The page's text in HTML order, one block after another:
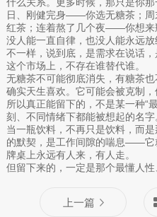
日、刚健完身——你选无糖茶；
红茶；连着熬了几个夜——你想来
没人能一直自律，也没人能永远
不一样，说到底，是需求在说话，
这个市场上，不存在谁替代谁。
无糖茶不可能彻底消失，有糖茶
确实天生喜欢。它可能会被克制，
所以真正能留下的，不是某一种“
刻、不同情绪下都能被想起的名字
当一瓶饮料，不再只是饮料，而
的默契，是工作间隙的喘息——它
牌桌上永远有人来，有人走。
但留下来的，一定是那个最懂人性
上一篇